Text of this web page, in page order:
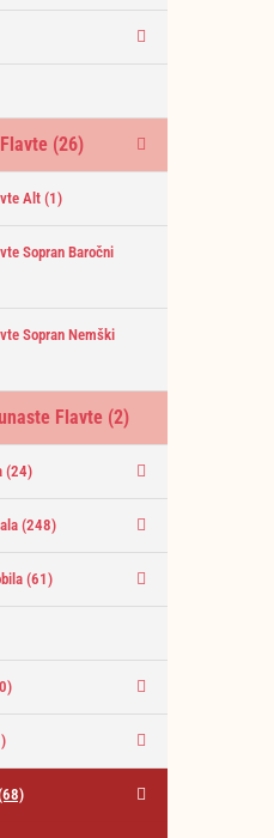
(26)
Alt(1)
Sopran Baročni
Sopran Nemški
Flavte (2)
(24)
(248)
(61)